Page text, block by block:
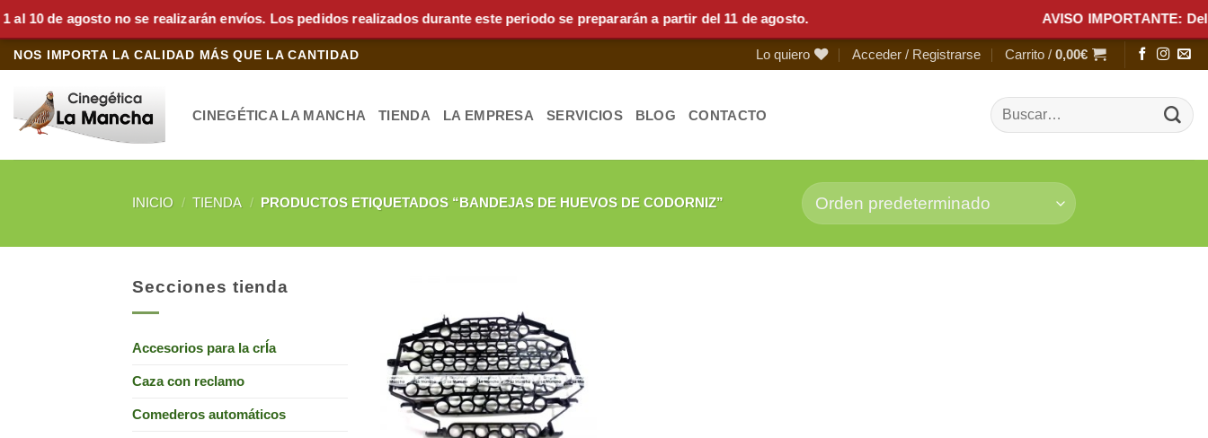
10 de agosto no se realizarán envíos. Los pedidos realizados durante este periodo se prepararán a partir del 11 de agosto. AVISO IMPORTANTE: Del
Saltar
contenido
NOS IMPORTA LA CALIDAD MÁS QUE LA CANTIDAD Lo quiero Acceder / Registrarse Carrito /0,00€
CINEGÉTICA LA MANCHA TIENDA LA EMPRESA SERVICIOS BLOG CONTACTO
Buscar
por:
INICIO / TIENDA / PRODUCTOS ETIQUETADOS “BANDEJAS DE HUEVOS DE CODORNIZ”
Secciones tienda
Accesorios para la crÍa
Caza con reclamo
Comederos automáticos
Añadir
a la
lista de
deseos